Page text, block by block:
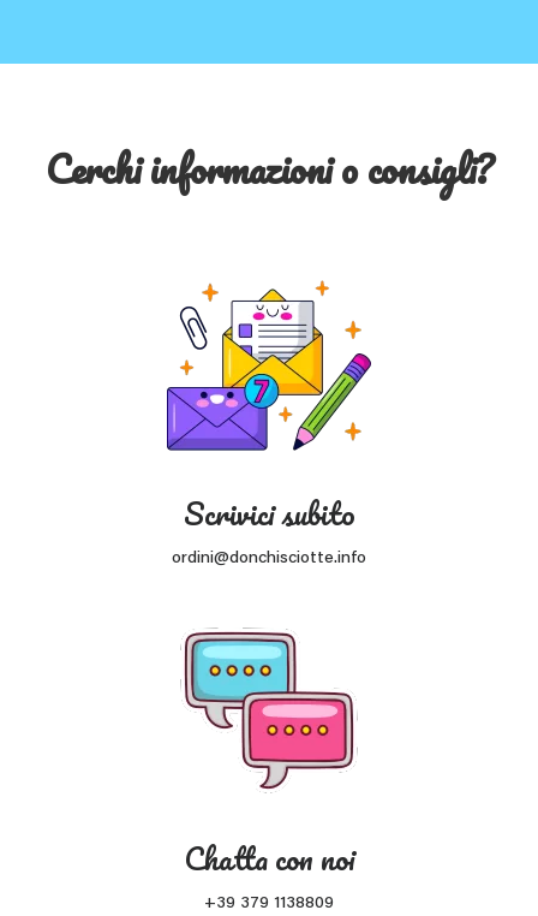
Cerchi informazioni o consigli?
Scrivici subito
ordini@donchisciotte.info
Chatta con noi
+39 379 1138809